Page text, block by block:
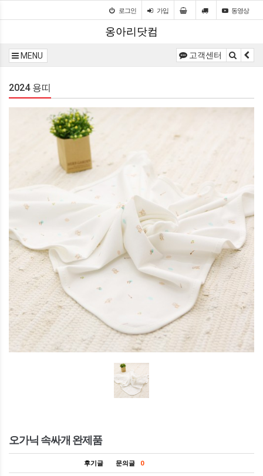
로그인 가입 동영상
옹아리닷컴
MENU 고객센터
2024 용띠
오가닉 속싸개 완제품
후기글 문의글 0